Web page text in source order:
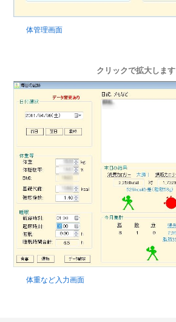
体管理画面
クリックで拡大します
体重など入力画面